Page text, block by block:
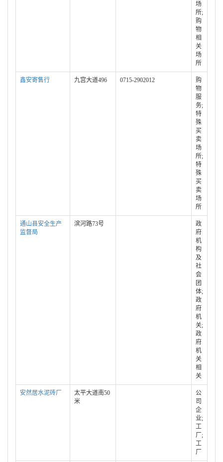
场
所;
购
物
相
关
场
所
鑫安寄售行 九宫大道496 0715-2902012
购
物
服
务;
特
殊
买
卖
场
所;
特
殊
买
卖
场
所
通山县安全生产
监督局
滨河路73号
政
府
机
构
及
社
会
团
体;
政
府
机
关;
政
府
机
关
相
关
安然居水泥砖厂
太平大道南50
米
公
司
企
业;
工
厂;
工
厂